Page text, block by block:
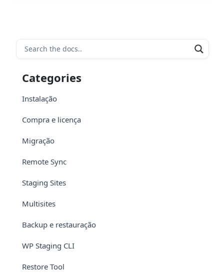
Categories
Instalação
Compra e licença
Migração
Remote Sync
Staging Sites
Multisites
Backup e restauração
WP Staging CLI
Restore Tool